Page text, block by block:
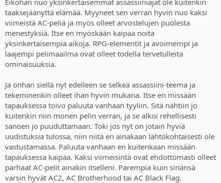
taaksejäänyttä elämää. Myyneet sen verran hyvin nuo kaksi
viimeistä AC-peliä ja myös olleet arvostelujen puolesta
menestyksiä. Itse en myöskään kaipaa noita
yksinkertaisempia aikoja. RPG-elementit ja avoimempi ja
laajempi pelimaailma ovat olleet todella tervetulleita
ominaisuuksia.
Ja onhan siellä nyt edelleen se selkeä assassiini-teema ja
tekeminenkin olleet ihan hyvin mukana. Itse en missään
tapauksessa toivo paluuta vanhaan tyyliin. Sitä nähtiin jo
kuitenkin niin monen pelin verran, ja se alkoi rehellisesti
sanoen jo puuduttamaan. Toki jos nyt on jotain hyviä
uudistuksia tulossa, niin niitä en ainakaan lähtökohtaisesti ole
vastustamassa. Paluuta vanhaan en kuitenkaan missään
tapauksessa kaipaa. Kaksi viimeisintä ovat ehdottomasti olleet
parhaat AC-pelit ainakin itselleni. Parempia kuin sinänsä
varsin hyvät AC2, AC Brotherhood tai AC Black Flag.